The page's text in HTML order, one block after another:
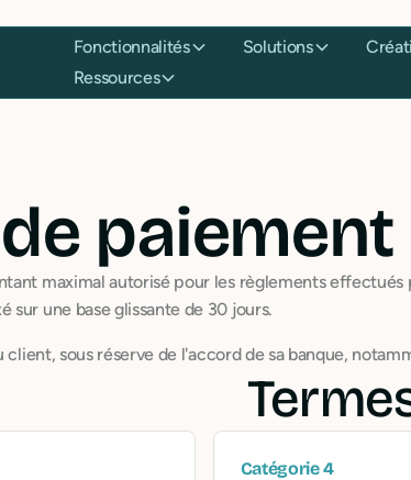
Fonctionnalités Solutions
Ressources
paiement
maximal autorisé pour les règlements effectués
sur une base glissante de 30 jours.
client, sous réserve de l'accord de sa banque,
Catégorie 4